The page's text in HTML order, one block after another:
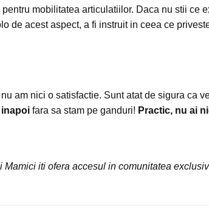
mobilitatea articulatiilor. Daca nu stii ce
de acest aspect, a fi instruit in ceea ce
am nici o satisfactie. Sunt atat de sigura ca
inapoi fara sa stam pe ganduri! Practic, nu ai
iti ofera accesul in comunitatea